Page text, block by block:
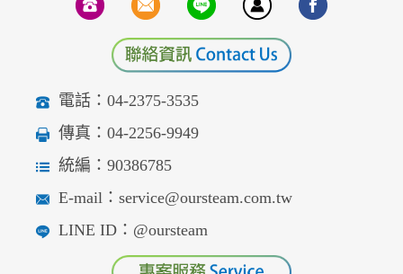
電話：04-2375-3535
傳真：04-2256-9949
統編：90386785
E-mail：service@oursteam.com.tw
LINE ID：@oursteam